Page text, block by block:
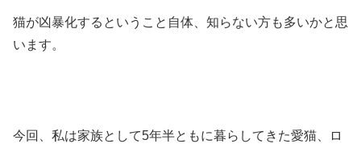
猫が凶暴化するということ自体、知らない方も多いかと思
います。
今回、私は家族として5年半ともに暮らしてきた愛猫、ロ